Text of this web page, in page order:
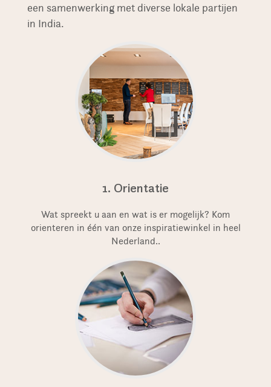
een samenwerking met diverse lokale partijen
in India.
1. Orientatie
Wat spreekt u aan en wat is er mogelijk? Kom
orienteren in één van onze inspiratiewinkel in heel
Nederland..